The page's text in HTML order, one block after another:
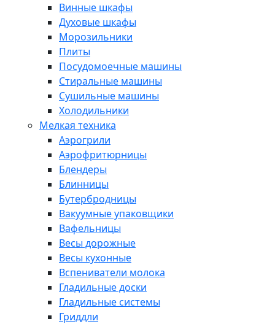
Винные шкафы
Духовые шкафы
Морозильники
Плиты
Посудомоечные машины
Стиральные машины
Сушильные машины
Холодильники
Мелкая техника
Аэрогрили
Аэрофритюрницы
Блендеры
Блинницы
Бутербродницы
Вакуумные упаковщики
Вафельницы
Весы дорожные
Весы кухонные
Вспениватели молока
Гладильные доски
Гладильные системы
Гриддли